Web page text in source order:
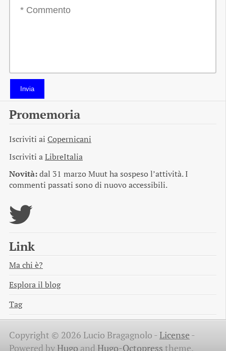
Invia
Promemoria
Iscriviti ai Copernicani
Iscriviti aLibreItalia
Novità:dal 31 marzo Muut ha sospeso l’attività. I
commenti passati sono di nuovo accessibili.
Link
Ma chi è?
Esplora il blog
Tag
Copyright © 2026 Lucio Bragagnolo -License -
Powered byHugo and Hugo-Octopress theme.